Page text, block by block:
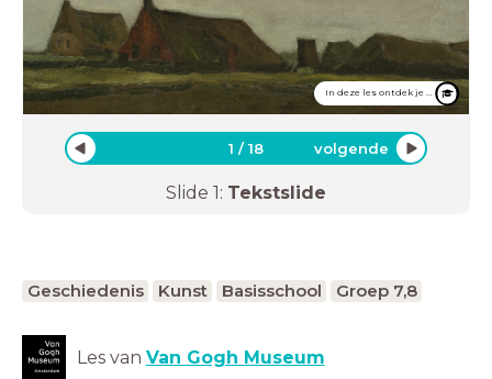
In deze les ontdek je ...
1 /18 volgende
Slide 1: Tekstslide
Geschiedenis Kunst Basisschool Groep 7,8
Les van Van Gogh Museum